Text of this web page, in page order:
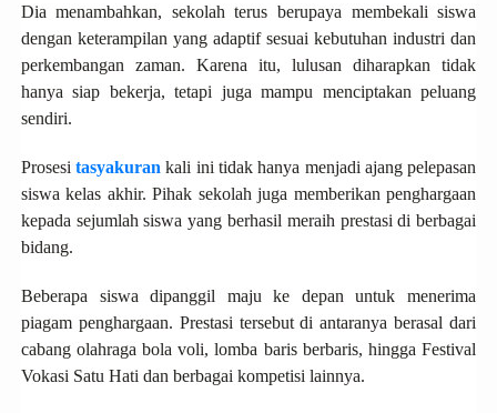
Dia menambahkan, sekolah terus berupaya membekali siswa
dengan keterampilan yang adaptif sesuai kebutuhan industri dan
perkembangan zaman. Karena itu, lulusan diharapkan tidak
hanya siap bekerja, tetapi juga mampu menciptakan peluang
sendiri.
Prosesitasyakuran kali ini tidak hanya menjadi ajang pelepasan
siswa kelas akhir. Pihak sekolah juga memberikan penghargaan
kepada sejumlah siswa yang berhasil meraih prestasi di berbagai
bidang.
Beberapa siswa dipanggil maju ke depan untuk menerima
piagam penghargaan. Prestasi tersebut di antaranya berasal dari
cabang olahraga bola voli, lomba baris berbaris, hingga Festival
Vokasi Satu Hati dan berbagai kompetisi lainnya.